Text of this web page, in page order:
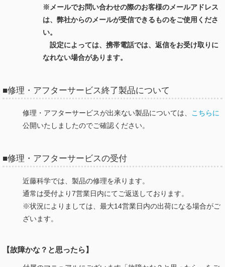
※メールでお問い合わせの際のお客様のメールアドレス
は、弊社からのメールが受信できるものをご使用くださ
い。
設定によっては、携帯電話では、返信をお受け取りに
なれない場合があります。
■修理・アフターサービス終了製品について
修理・アフターサービスが出来ない製品については、
こちらに
公開いたしましたのでご確認ください。
■修理・アフターサービスの受付
近藤科学では、製品の修理を承ります。
通常は受付より7営業日内にてご返送しております。
※状況によりましては、最大14営業日内の出荷になる場合がご
ざいます。
【故障かな？と思ったら】